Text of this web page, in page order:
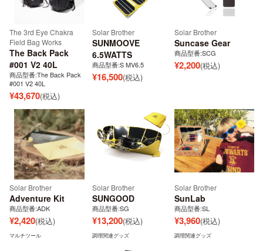
The 3rd Eye Chakra
Field Bag Works
The Back Pack
#001 V2 40L
商品型番:The Back Pack
#001 V2 40L
¥43,670(税込)
Solar Brother
SUNMOOVE
6.5WATTS
商品型番:S MV6.5
¥16,500(税込)
Solar Brother
Suncase Gear
商品型番:SCG
¥2,200(税込)
Solar Brother
Adventure Kit
商品型番:ADK
¥2,420(税込)
マルチツール
Solar Brother
SUNGOOD
商品型番:SG
¥13,200(税込)
調理関連グッズ
Solar Brother
SunLab
商品型番:SL
¥3,960(税込)
調理関連グッズ